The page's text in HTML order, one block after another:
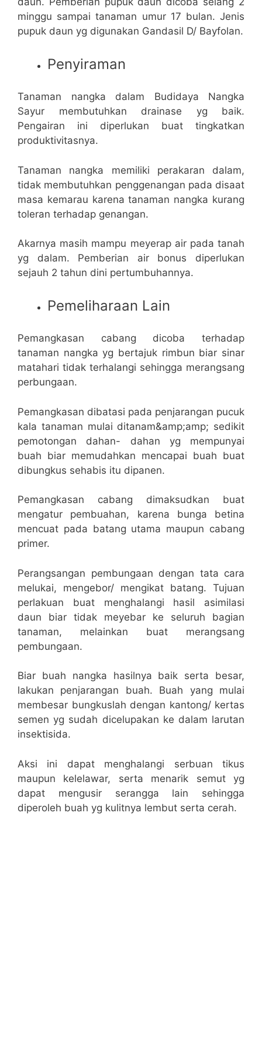
minggu sampai tanaman umur 17 bulan. Jenis
pupuk daun yg digunakan Gandasil D/ Bayfolan.
Penyiraman
Tanaman nangka dalam Budidaya Nangka
Sayur membutuhkan drainase yg baik.
Pengairan ini diperlukan buat tingkatkan
produktivitasnya.
Tanaman nangka memiliki perakaran dalam,
tidak membutuhkan penggenangan pada disaat
masa kemarau karena tanaman nangka kurang
toleran terhadap genangan.
Akarnya masih mampu meyerap air pada tanah
yg dalam. Pemberian air bonus diperlukan
sejauh 2 tahun dini pertumbuhannya.
Pemeliharaan Lain
Pemangkasan cabang dicoba terhadap
tanaman nangka yg bertajuk rimbun biar sinar
matahari tidak terhalangi sehingga merangsang
perbungaan.
Pemangkasan dibatasi pada penjarangan pucuk
kala tanaman mulai ditanam&amp;amp; sedikit
pemotongan dahan- dahan yg mempunyai
buah biar memudahkan mencapai buah buat
dibungkus sehabis itu dipanen.
Pemangkasan cabang dimaksudkan buat
mengatur pembuahan, karena bunga betina
mencuat pada batang utama maupun cabang
primer.
Perangsangan pembungaan dengan tata cara
melukai, mengebor/ mengikat batang. Tujuan
perlakuan buat menghalangi hasil asimilasi
daun biar tidak meyebar ke seluruh bagian
tanaman, melainkan buat merangsang
pembungaan.
Biar buah nangka hasilnya baik serta besar,
lakukan penjarangan buah. Buah yang mulai
membesar bungkuslah dengan kantong/ kertas
semen yg sudah dicelupakan ke dalam larutan
insektisida.
Aksi ini dapat menghalangi serbuan tikus
maupun kelelawar, serta menarik semut yg
dapat mengusir serangga lain sehingga
diperoleh buah yg kulitnya lembut serta cerah.